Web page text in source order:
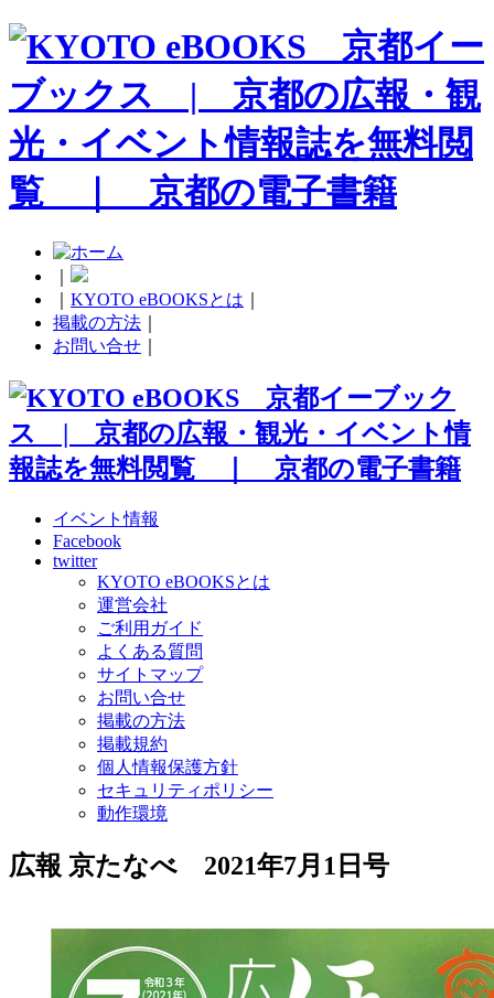
KYOTO eBOOKSとは
掲載の方法
お問い合せ
イベント情報
Facebook
twitter
KYOTO eBOOKSとは
運営会社
ご利用ガイド
よくある質問
サイトマップ
お問い合せ
掲載の方法
掲載規約
個人情報保護方針
セキュリティポリシー
動作環境
広報 京たなべ 2021年7月1日号